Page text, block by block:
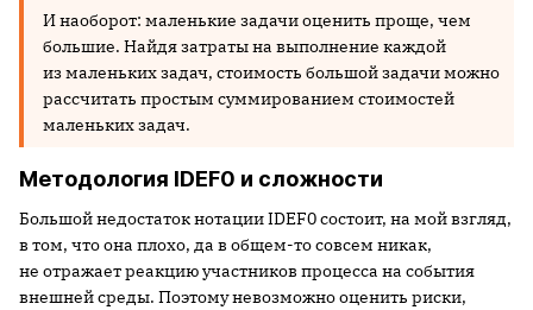
И наоборот: маленькие задачи оценить проще, чем
большие. Найдя затраты на выполнение каждой
из маленьких задач, стоимость большой задачи можно
рассчитать простым суммированием стоимостей
маленьких задач.
Методология IDEF0 и сложности
Большой недостаток нотации IDEF0 состоит, на мой взгляд,
в том, что она плохо, да в общем-то совсем никак,
не отражает реакцию участников процесса на события
внешней среды. Поэтому невозможно оценить риски,